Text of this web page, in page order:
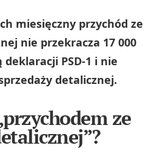
miesięczny przychód ze
nie przekracza 17 000
deklaracji PSD‑1 i nie
detalicznej.
ze